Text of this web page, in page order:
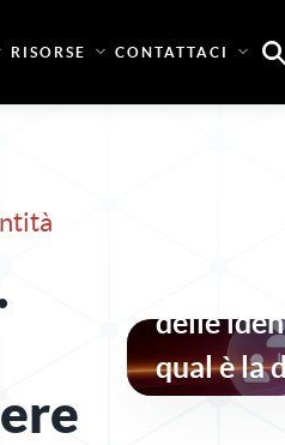
RISORSE CONTATTACI
delle
qual è la